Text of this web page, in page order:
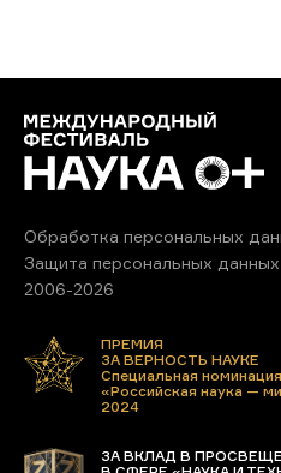
Обработка персональных
Защита персональных данных
2006-2026
ПРЕМИЯ
ЗА ВЕРНОСТЬ НАУКЕ
Специальная номинация
«Российская наука —
2024
ЗА ВКЛАД В